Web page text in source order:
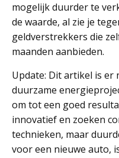
mogelijk duurder te
de waarde, al zie je
geldverstrekkers die
maanden aanbieden.
Update: Dit artikel is er
duurzame
om tot een goed
innovatief en zoeken
technieken, maar
voor een nieuwe auto,